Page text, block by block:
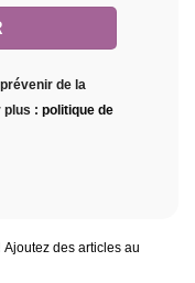
de la
plus : politique de
Ajoutez des articles au